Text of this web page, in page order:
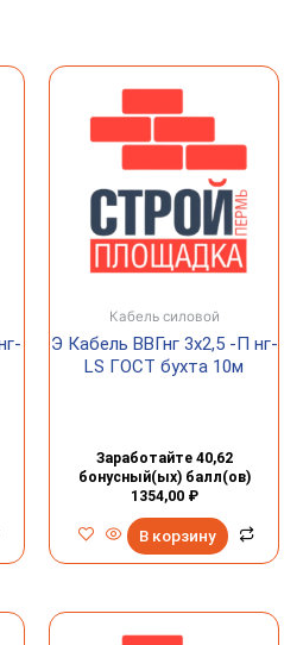
Кабель силовой
Э Кабель ВВГнг 3х2,5 -П нг-
LS ГОСТ бухта 10м
Заработайте 40,62
бонусный(ых) балл(ов)
1354,00 ₽
В корзину